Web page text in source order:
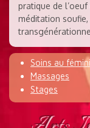
pratique de
méditation
Soins au
Massages
Stages